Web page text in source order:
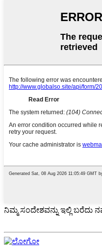
ನಿಮ್ಮ ಸಂದೇಶವನ್ನು ಇಲ್ಲಿ ಬರೆದು